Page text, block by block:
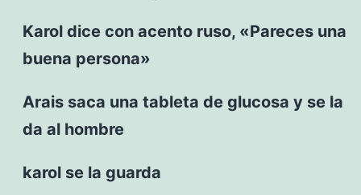
Karol dice con acento ruso, «Pareces una
buena persona»
Arais saca una tableta de glucosa y se la
da al hombre
karol se la guarda